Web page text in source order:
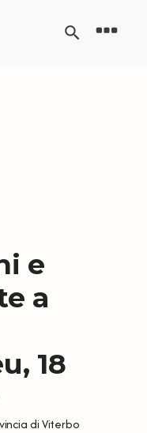
e
a
18
di Viterbo